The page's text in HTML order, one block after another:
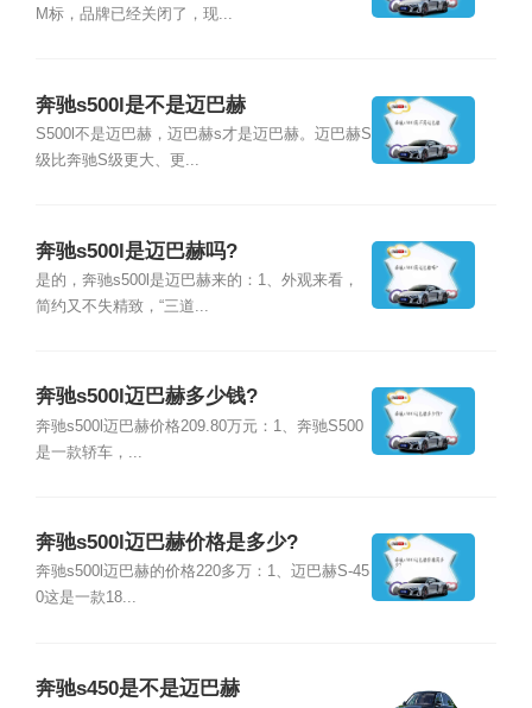
M标，品牌已经关闭了，现...
奔驰s500l是不是迈巴赫
S500l不是迈巴赫，迈巴赫s才是迈巴赫。迈巴赫S
级比奔驰S级更大、更...
奔驰s500l是迈巴赫吗?
是的，奔驰s500l是迈巴赫来的：1、外观来看，
简约又不失精致，“三道...
奔驰s500l迈巴赫多少钱?
奔驰s500l迈巴赫价格209.80万元：1、奔驰S500
是一款轿车，...
奔驰s500l迈巴赫价格是多少?
奔驰s500l迈巴赫的价格220多万：1、迈巴赫S-45
0这是一款18...
奔驰s450是不是迈巴赫